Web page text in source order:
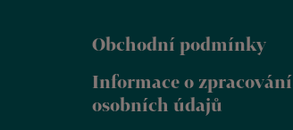
Obchodní podmínky
Informace o zpracování
osobních údajů